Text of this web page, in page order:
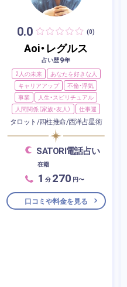
0.0 (0)
Aoi・レグルス
占い歴9年
2人の未来
あなたを好きな人
キャリアアップ
不倫・浮気
事業
人生・スピリチュアル
人間関係（家族・友人）
仕事運
タロット/四柱推命/西洋占星術
SATORI電話占い
在籍
1 分 270 円〜
口コミや料金を見る